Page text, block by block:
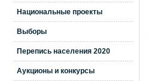
Национальные проекты
Выборы
Перепись населения 2020
Аукционы и конкурсы